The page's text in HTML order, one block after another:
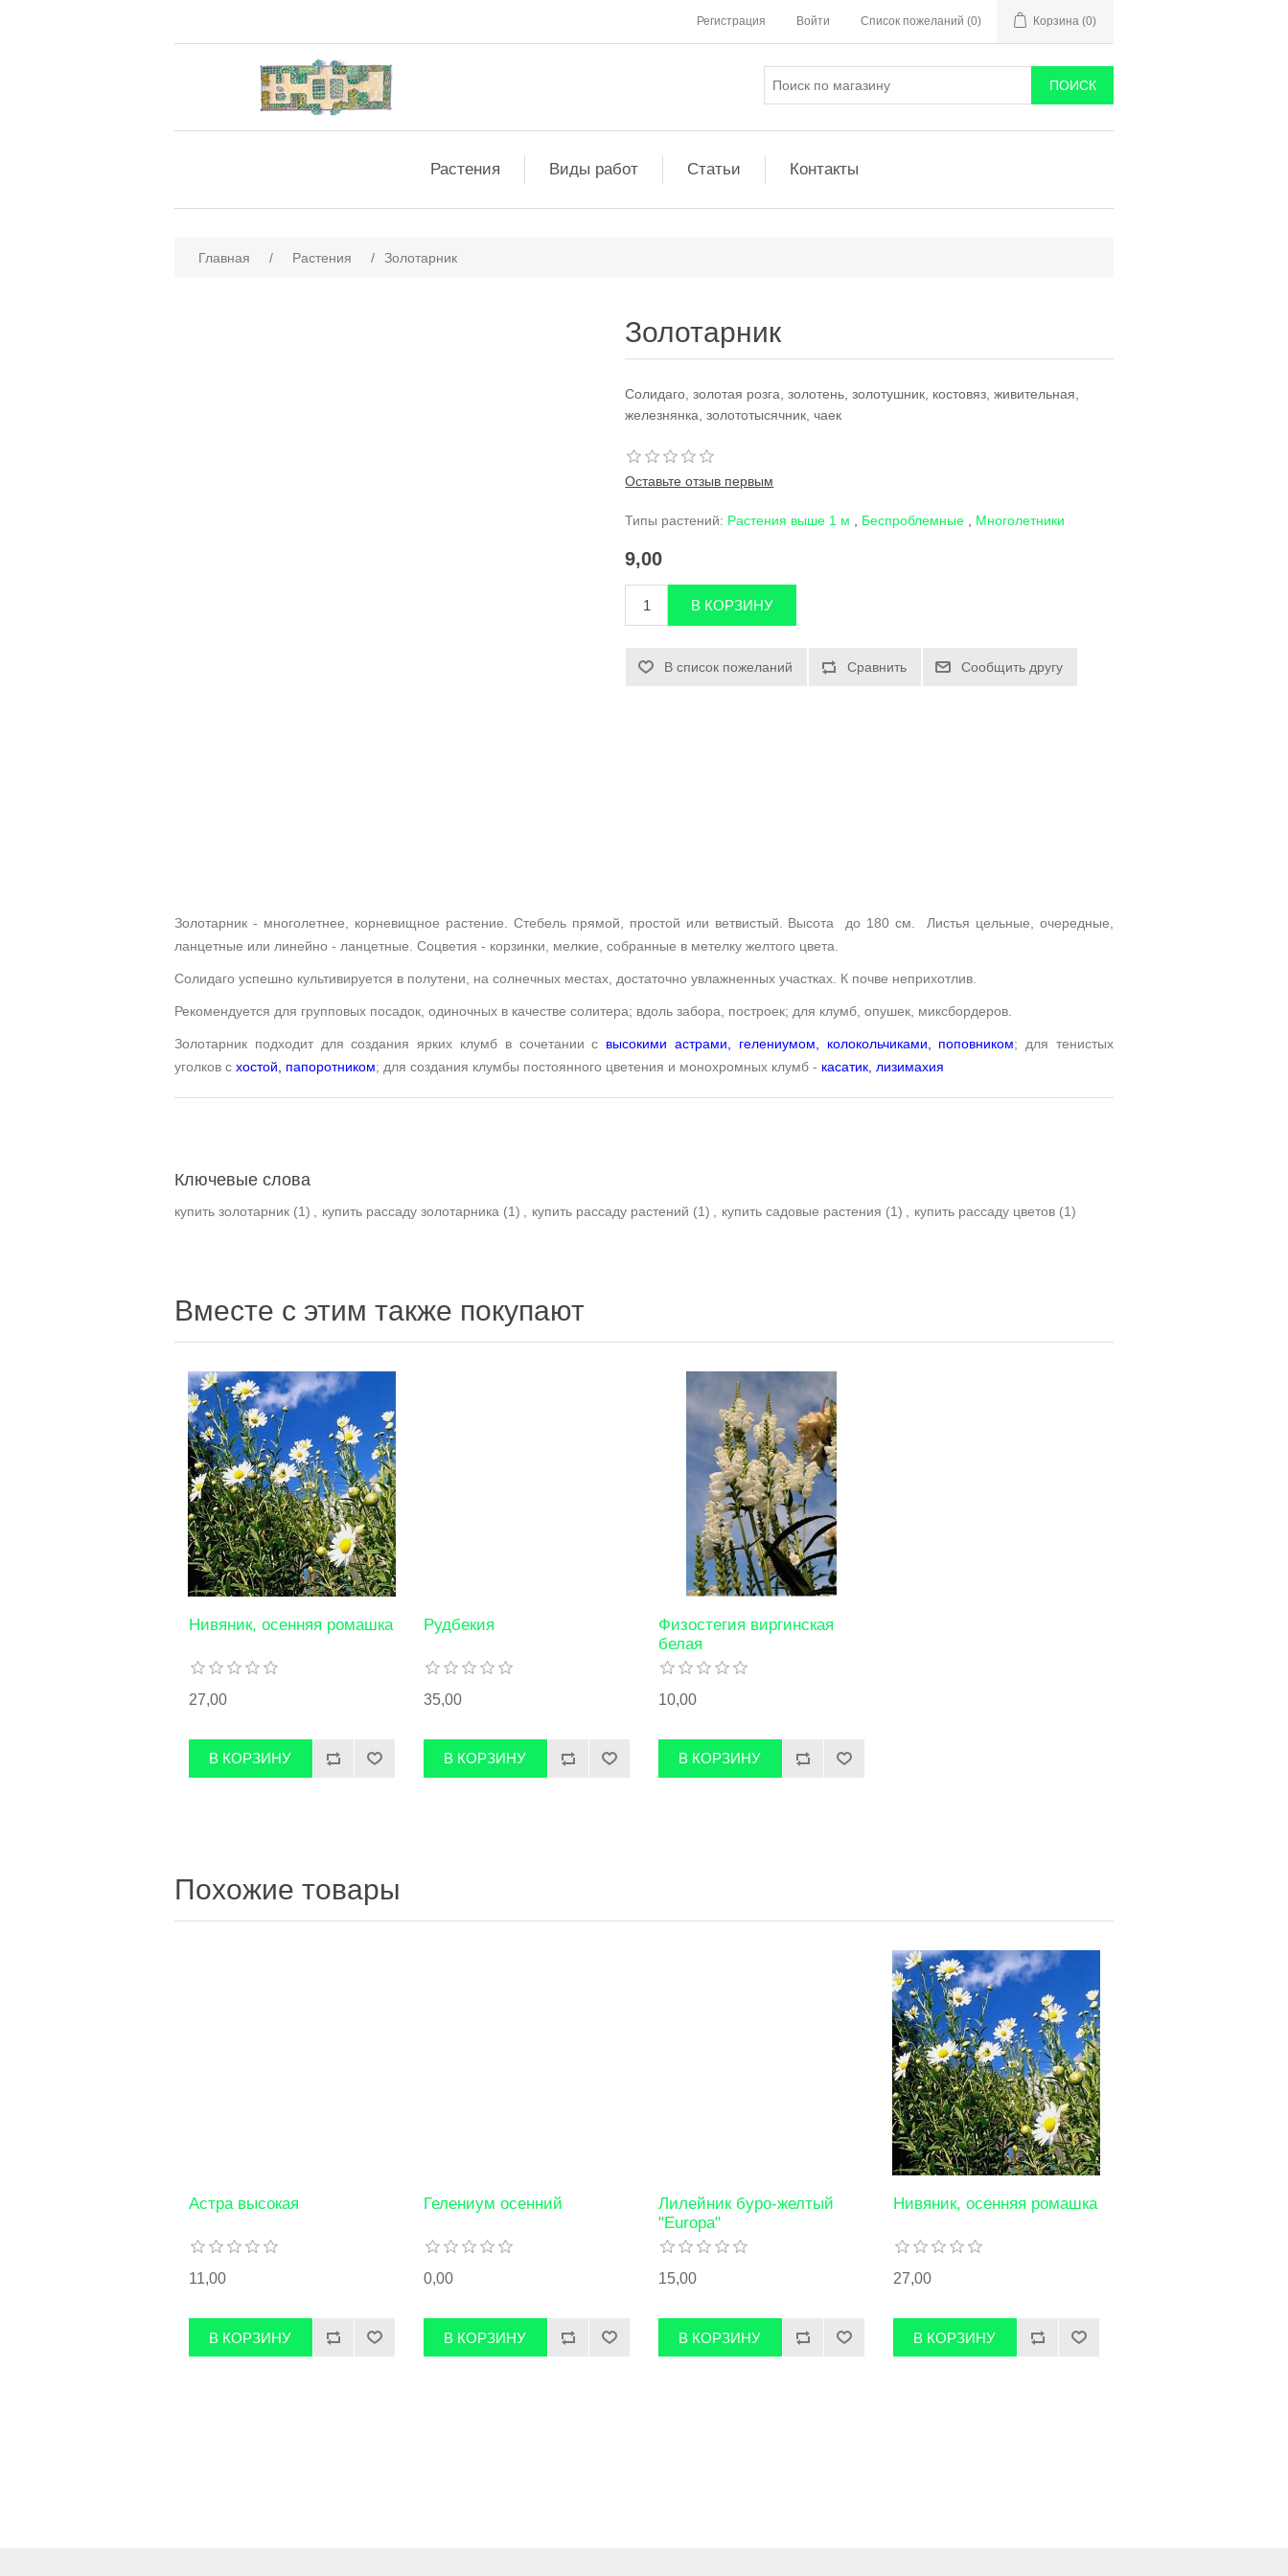
Регистрация Войти Список пожеланий (0) Корзина (0)
Растения Виды работ Статьи Контакты
Главная / Растения / Золотарник
Золотарник
Солидаго, золотая розга, золотень, золотушник, костовяз, живительная,
железнянка, золототысячник, чаек
Оставьте отзыв первым
Типы растений: Растения выше 1 м Беспроблемные Многолетники
9,00
Золотарник - многолетнее, корневищное растение. Стебель прямой, простой или ветвистый. Высота до 180 см. Листья цельные, очередные,
ланцетные или линейно - ланцетные. Соцветия - корзинки, мелкие, собранные в метелку желтого цвета.
Солидаго успешно культивируется в полутени, на солнечных местах, достаточно увлажненных участках. К почве неприхотлив
Рекомендуется для групповых посадок, одиночных в качестве солитера; вдоль забора, построек; для клумб, опушек, миксбордеров.
Золотарник подходит для создания ярких клумб в сочетании с высокими астрами гелениумом колокольчиками поповником; для тенистых
уголков с хостой папоротником; для создания клумбы постоянного цветения и монохромных клумб - касатик , лизимахия
Ключевые слова
купить золотарник (1) купить рассаду золотарника (1) купить рассаду растений (1) купить садовые растения (1) купить рассаду цветов (1)
Вместе с этим также покупают
Нивяник, осенняя ромашка
27,00
Рудбекия
35,00
Физостегия виргинская
белая
10,00
Похожие товары
Астра высокая
11,00
Гелениум осенний
0,00
Лилейник буро-желтый
"Europa"
15,00
Нивяник, осенняя ромашка
27,00